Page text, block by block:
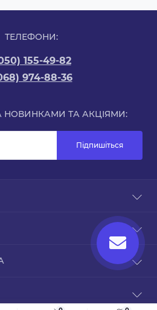
ТЕЛЕФОНИ:
155-49-82
974-88-36
НОВИНКАМИ ТА АКЦІЯМИ:
Підпишіться
49000